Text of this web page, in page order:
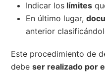
Indicar los límites
En último lugar,
anterior
Este procedimiento de
debeser realizado por